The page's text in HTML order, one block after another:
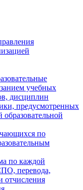
учебных
дисциплин
предусмотренных
образовательной
по
по каждой
перевода,
отчисления